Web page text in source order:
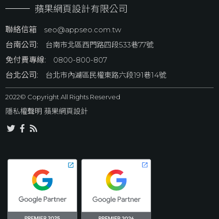
蘋果網頁設計有限公司
聯絡信箱 seo@appseo.com.tw
免付費專線: 0800-800-807
台南公司: 台南市北區西門路四段533巷77號
台北公司: 台北市內湖區民權東路六段191巷14號
2022© Copyright All Rights Reserved
隱私權聲明 蘋果網頁設計